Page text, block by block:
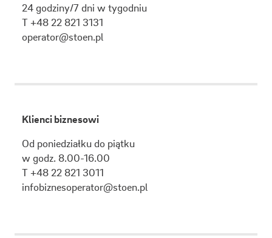
24 godziny/7 dni w tygodniu
T +48 22 821 3131
operator@stoen.pl
Klienci biznesowi
Od poniedziałku do piątku
w godz. 8.00-16.00
T +48 22 821 3011
infobiznesoperator@stoen.pl